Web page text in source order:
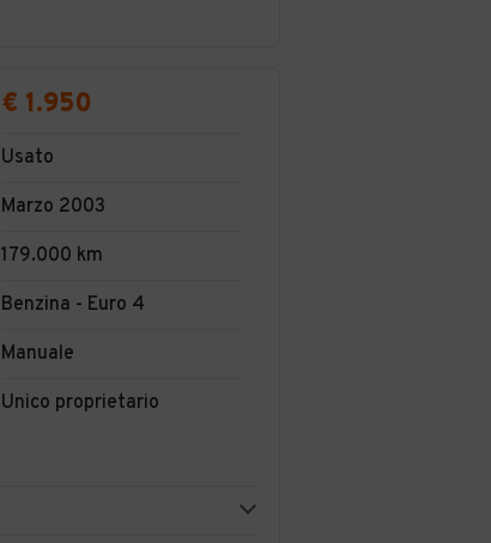
€ 1.950
Usato
Marzo 2003
179.000 km
Benzina - Euro 4
Manuale
Unico proprietario